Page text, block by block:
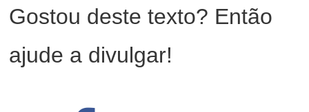
Gostou deste texto? Então
ajude a divulgar!